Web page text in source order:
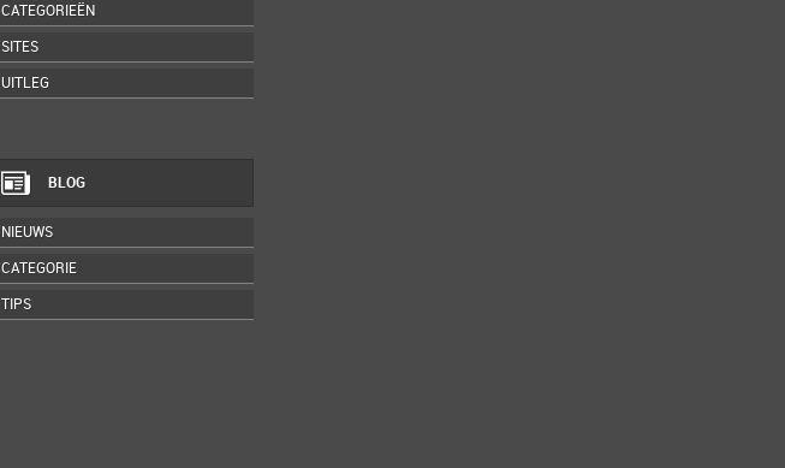
CATEGORIEËN
SITES
UITLEG
BLOG
NIEUWS
CATEGORIE
TIPS